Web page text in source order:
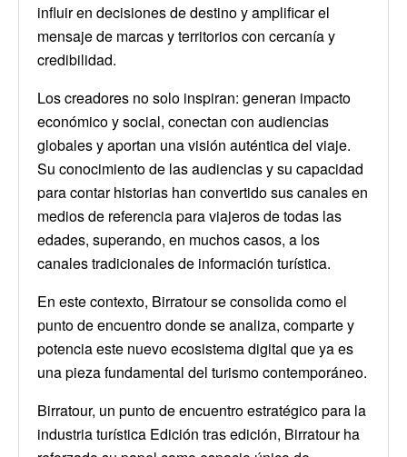
influir en decisiones de destino y amplificar el
mensaje de marcas y territorios con cercanía y
credibilidad.
Los creadores no solo inspiran: generan impacto
económico y social, conectan con audiencias
globales y aportan una visión auténtica del viaje.
Su conocimiento de las audiencias y su capacidad
para contar historias han convertido sus canales en
medios de referencia para viajeros de todas las
edades, superando, en muchos casos, a los
canales tradicionales de información turística.
En este contexto, Birratour se consolida como el
punto de encuentro donde se analiza, comparte y
potencia este nuevo ecosistema digital que ya es
una pieza fundamental del turismo contemporáneo.
Birratour, un punto de encuentro estratégico para la
industria turística Edición tras edición, Birratour ha